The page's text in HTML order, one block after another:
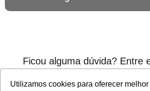
Utilizamos cookies para oferecer melhor
Ficou alguma dúvida? Entre
conosco